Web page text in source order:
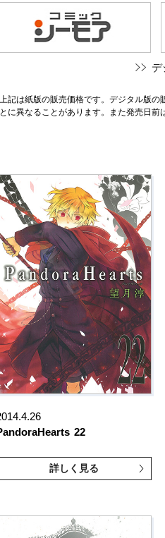
デ
記は紙版の販売価格です。デジタル版の
異なることがあります。また発売日前
22
詳しく見る